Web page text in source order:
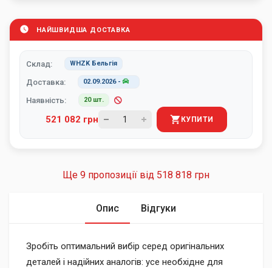
НАЙШВИДША ДОСТАВКА
Склад: WHZK Бельгія
Доставка: 02.09.2026-
Наявність: 20 шт.
521 082 грн КУПИТИ
Ще 9 пропозиції від 518 818 грн
Опис Відгуки
Зробіть оптимальний вибір серед оригінальних
деталей і надійних аналогів: усе необхідне для